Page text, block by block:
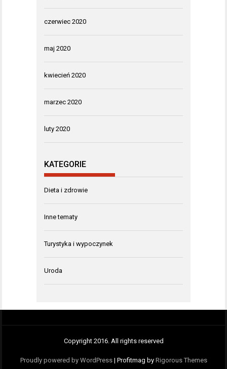
czerwiec 2020
maj 2020
kwiecień 2020
marzec 2020
luty 2020
KATEGORIE
Dieta i zdrowie
Inne tematy
Turystyka i wypoczynek
Uroda
Copyright 2016. All rights reserved
Proudly powered by WordPress | Profitmag by Rigorous Themes